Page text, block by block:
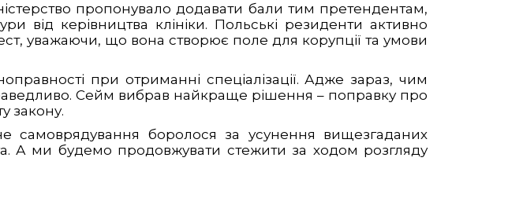
пропонувало додавати бали тим претендентам,
від керівництва клініки. Польські резиденти активно
уважаючи, що вона створює поле для корупції та умови
при отриманні спеціалізації. Адже зараз, чим
Сейм вибрав найкраще рішення – поправку про
закону.
самоврядування боролося за усунення вищезгаданих
А ми будемо продовжувати стежити за ходом розгляду